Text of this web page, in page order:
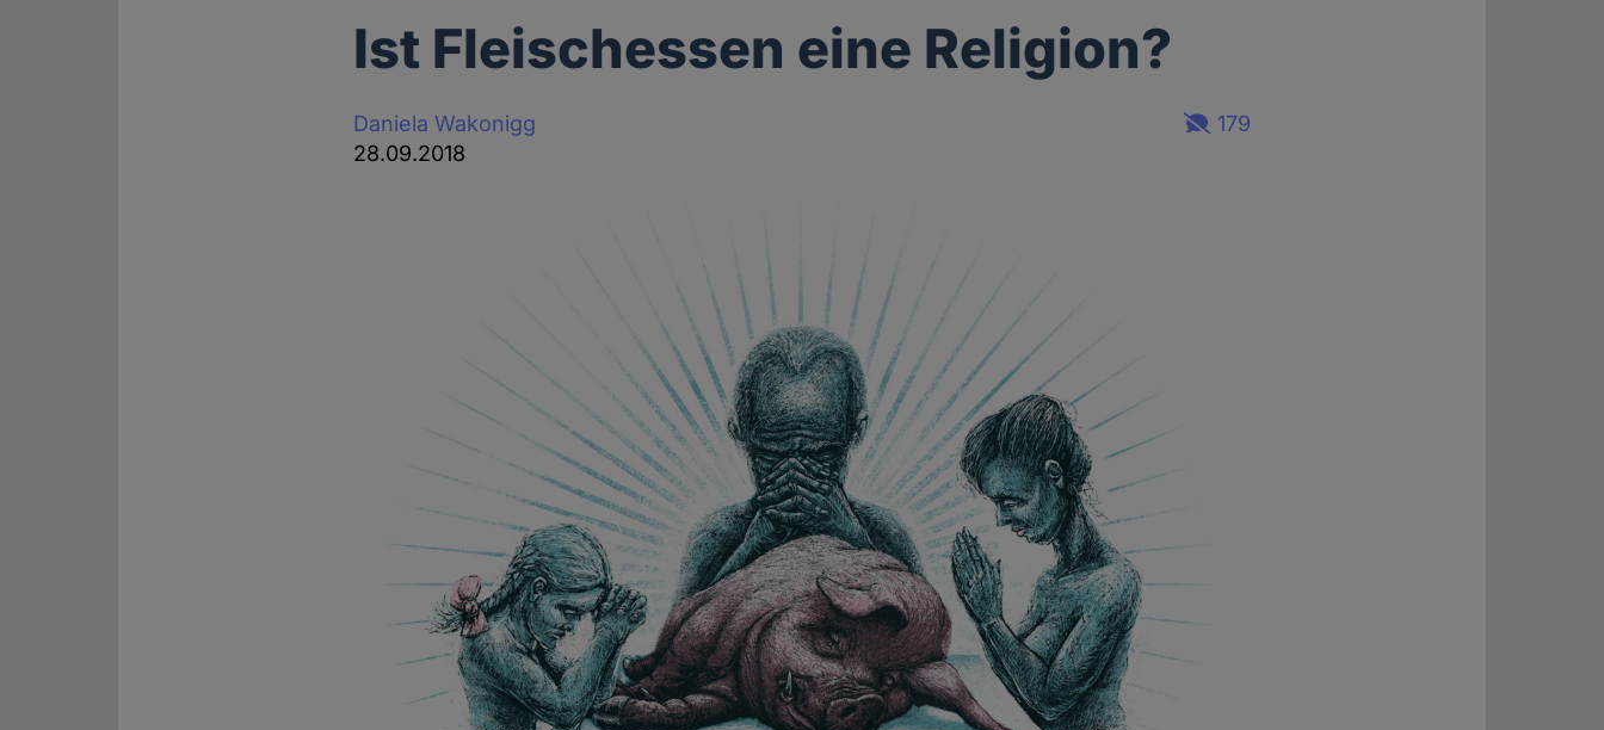
Ist Fleischessen eine Religion?
Daniela Wakonigg
28.09.2018
179